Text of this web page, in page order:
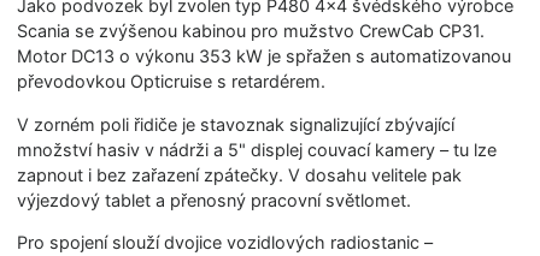
Jako podvozek byl zvolen typ P480 4×4 švédského výrobce
Scania se zvýšenou kabinou pro mužstvo CrewCab CP31.
Motor DC13 o výkonu 353 kW je spřažen s automatizovanou
převodovkou Opticruise s retardérem.
V zorném poli řidiče je stavoznak signalizující zbývající
množství hasiv v nádrži a 5" displej couvací kamery – tu lze
zapnout i bez zařazení zpátečky. V dosahu velitele pak
výjezdový tablet a přenosný pracovní světlomet.
Pro spojení slouží dvojice vozidlových radiostanic –